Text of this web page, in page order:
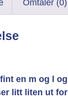
Omtaler (0)
en m og l
litt liten ut